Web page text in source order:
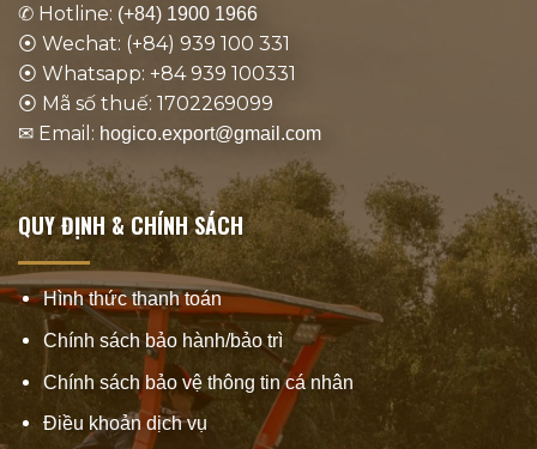
✆ Hotline: (+84) 1900 1966
⦿ Wechat: (+84) 939 100 331
⦿ Whatsapp: +84 939 100331
⦿ Mã số thuế: 1702269099
✉ Email: hogico.export@gmail.com
QUY ĐỊNH & CHÍNH SÁCH
Hình thức thanh toán
Chính sách bảo hành/bảo trì
Chính sách bảo vệ thông tin cá nhân
Điều khoản dịch vụ